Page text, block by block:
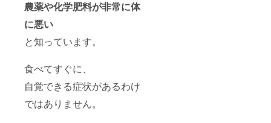
農薬や化学肥料が非常に体
に悪い
と知っています。
食べてすぐに、
自覚できる症状があるわけ
ではありません。